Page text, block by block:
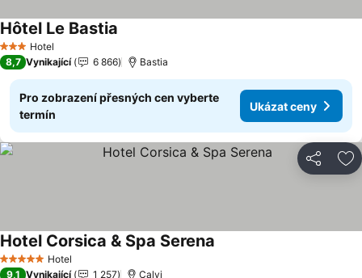
3 Počet hvězdiček
Hotel
Hôtel Le Bastia
8,7 Vynikající 6 866 Bastia
Pro zobrazení přesných cen vyberte
termín
Ukázat ceny
Sdílet
5 Počet hvězdiček
Hotel
Hotel Corsica & Spa Serena
9,1 Vynikající 1 257 Calvi